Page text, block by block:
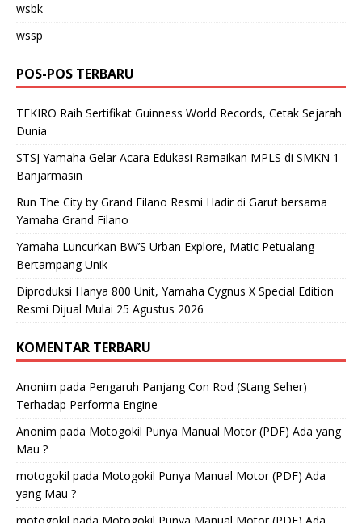
wsbk
wssp
POS-POS TERBARU
TEKIRO Raih Sertifikat Guinness World Records, Cetak Sejarah
Dunia
STSJ Yamaha Gelar Acara Edukasi Ramaikan MPLS di SMKN 1
Banjarmasin
Run The City by Grand Filano Resmi Hadir di Garut bersama
Yamaha Grand Filano
Yamaha Luncurkan BW’S Urban Explore, Matic Petualang
Bertampang Unik
Diproduksi Hanya 800 Unit, Yamaha Cygnus X Special Edition
Resmi Dijual Mulai 25 Agustus 2026
KOMENTAR TERBARU
Anonim pada Pengaruh Panjang Con Rod (Stang Seher)
Terhadap Performa Engine
Anonim pada Motogokil Punya Manual Motor (PDF) Ada yang
Mau ?
motogokil pada Motogokil Punya Manual Motor (PDF) Ada
yang Mau ?
motogokil pada Motogokil Punya Manual Motor (PDF) Ada